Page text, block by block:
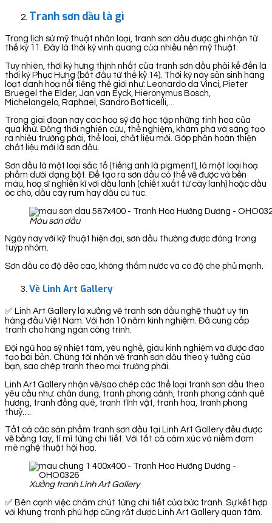
Tranh sơn dầu là gì
Trong lịch sử mỹ thuật nhân loại, tranh sơn dầu được ghi nhận từ
thế kỷ 11. Đây là thời kỳ vinh quang của nhiều nền mỹ thuật.
Tuy nhiên, thời kỳ hưng thịnh nhất của tranh sơn dầu phải kể đến là
thời kỳ Phục Hưng (bắt đầu từ thế kỷ 14). Thời kỳ này sản sinh hàng
loạt danh hoạ nổi tiếng thế giới như: Leonardo da Vinci, Pieter
Bruegel the Elder, Jan van Eyck, Hieronymus Bosch,
Michelangelo, Raphael, Sandro Botticelli,…
Trong giai đoạn này các hoạ sỹ đã học tập những tinh hoa của
quá khứ. Đồng thời nghiên cứu, thể nghiệm, khám phá và sáng tạo
ra nhiều trường phái, thể loại, chất liệu mới. Góp phần hoàn thiện
chất liệu mới là sơn dầu.
Sơn dầu là một loại sắc tố (tiếng anh là pigment), là một loại hoạ
phẩm dưới dạng bột. Để tạo ra sơn dầu có thể vẽ được và bền
màu, hoạ sĩ nghiền kĩ với dầu lanh (chiết xuất từ cây lanh) hoặc dầu
óc chó, dầu cây rum hay dầu cù túc.
Màu sơn dầu
Ngày nay với kỹ thuật hiện đại, sơn dầu thường được đóng trong
tuýp nhôm.
Sơn dầu có độ dẻo cao, không thấm nước và có độ che phủ mạnh.
Về Linh Art Gallery
✅ Linh Art Gallery là xưởng vẽ tranh sơn dầu nghệ thuật uy tín
hàng đầu Việt Nam. Với hơn 10 năm kinh nghiệm. Đã cung cấp
tranh cho hàng ngàn công trình.
Đội ngũ hoạ sỹ nhiệt tâm, yêu nghề, giàu kinh nghiệm và được đào
tạo bài bản. Chúng tôi nhận vẽ tranh sơn dầu theo ý tưởng của
bạn, sao chép tranh theo mọi trường phái.
Linh Art Gallery nhận vẽ/sao chép các thể loại tranh sơn dầu theo
yêu cầu như: chân dung, tranh phong cảnh, tranh phong cảnh quê
hương, tranh đồng quê, tranh tĩnh vật, tranh hoa, tranh phong
thuỷ….
Tất cả các sản phẩm tranh sơn dầu tại Linh Art Gallery đều được
vẽ bằng tay, tỉ mỉ từng chi tiết. Với tất cả cảm xúc và niềm đam
mê nghệ thuật hội hoạ.
Xưởng tranh Linh Art Gallery
✅ Bên cạnh việc chăm chút từng chi tiết của bức tranh. Sự kết hợp
với khung tranh phù hợp cũng rất được Linh Art Gallery quan tâm.